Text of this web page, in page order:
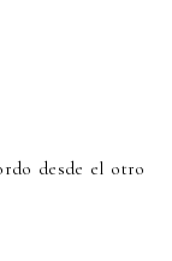
desde el otro